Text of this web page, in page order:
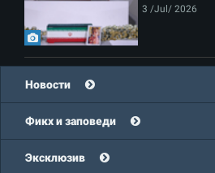
3 /Jul/ 2026
Новости
Фикх и заповеди
Эксклюзив